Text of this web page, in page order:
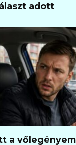
adott
a vőlegényem